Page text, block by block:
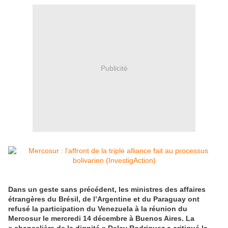
Publicité
Dans un geste sans précédent, les ministres des affaires
étrangères du Brésil, de l’Argentine et du Paraguay ont
refusé la participation du Venezuela à la réunion du
Mercosur le mercredi 14 décembre à Buenos Aires. La